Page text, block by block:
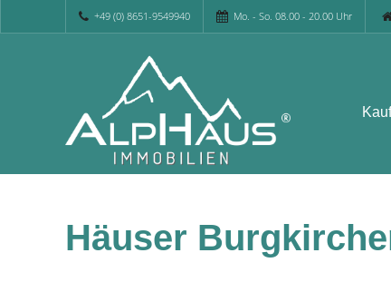
+49 (0) 8651-9549940 Mo. - So. 08.00 - 20.00 Uhr
Häuser